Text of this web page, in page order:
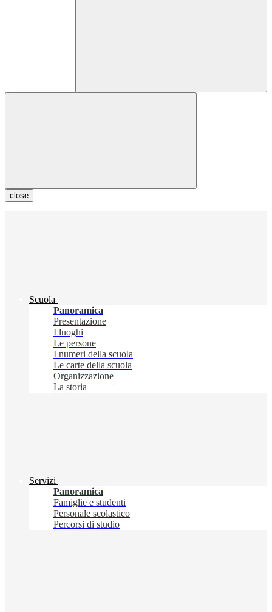
close
Scuola
Panoramica
Presentazione
I luoghi
Le persone
I numeri della scuola
Le carte della scuola
Organizzazione
La storia
Servizi
Panoramica
Famiglie e studenti
Personale scolastico
Percorsi di studio